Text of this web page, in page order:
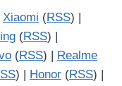
Xiaomi (RSS) |
(RSS) |
(RSS) |
Realme
) | Honor (RSS) |